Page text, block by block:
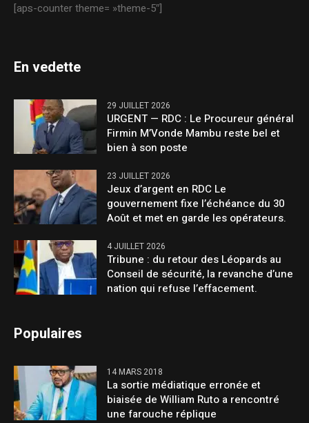
[aps-counter theme= »theme-5″]
En vedette
29 JUILLET 2026
URGENT — RDC : Le Procureur général
Firmin M’Vonde Mambu reste bel et
bien à son poste
23 JUILLET 2026
Jeux d’argent en RDC Le
gouvernement fixe l’échéance du 30
Août et met en garde les opérateurs.
4 JUILLET 2026
Tribune : du retour des Léopards au
Conseil de sécurité, la revanche d’une
nation qui refuse l’effacement.
Populaires
14 MARS 2018
La sortie médiatique erronée et
biaisée de William Ruto a rencontré
une farouche réplique